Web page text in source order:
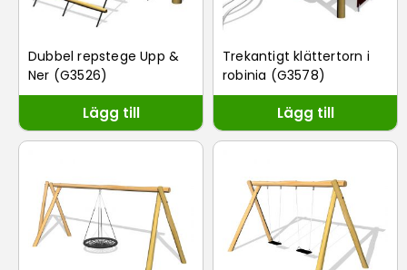
Dubbel repstege Upp &
Ner (G3526)
Lägg till
Trekantigt klättertorn i
robinia (G3578)
Lägg till